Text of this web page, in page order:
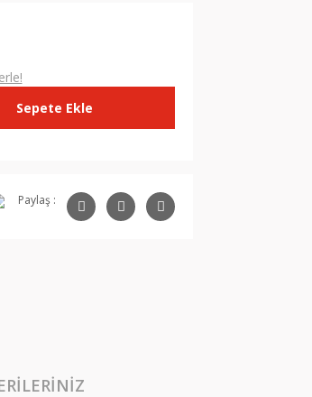
Sepete Ekle
Paylaş :